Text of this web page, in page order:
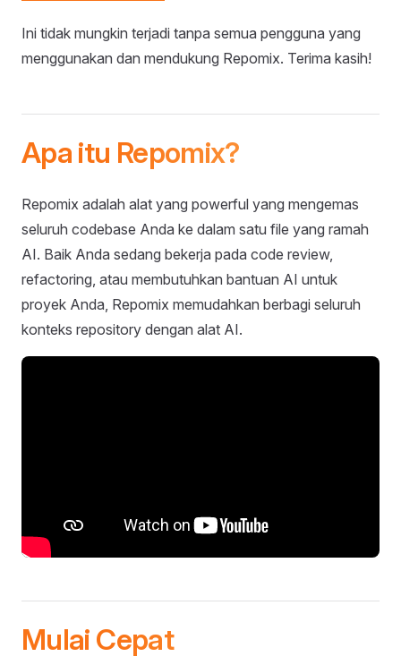
Ini tidak mungkin terjadi tanpa semua pengguna yang
menggunakan dan mendukung Repomix. Terima kasih!
Apa itu Repomix?
Repomix adalah alat yang powerful yang mengemas
seluruh codebase Anda ke dalam satu file yang ramah
AI. Baik Anda sedang bekerja pada code review,
refactoring, atau membutuhkan bantuan AI untuk
proyek Anda, Repomix memudahkan berbagi seluruh
konteks repository dengan alat AI.
Mulai Cepat